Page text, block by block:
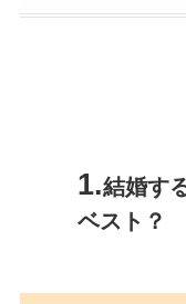
結婚す
ベスト？